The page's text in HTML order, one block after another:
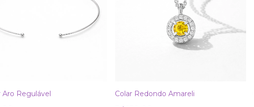
Aro Regulável Colar Redondo Amareli